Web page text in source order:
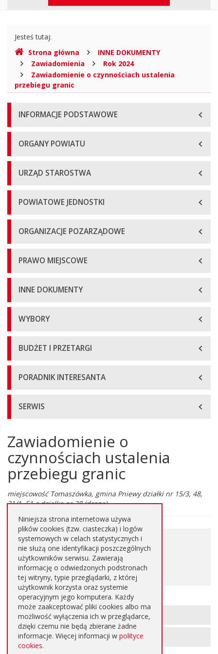
Biuletyn
Publicznej
Gdzie
jesteśmy
Jesteś tutaj:
Strona główna
INNE DOKUMENTY
Zawiadomienia
Rok 2024
Zawiadomienie o czynnościach ustalenia
przebiegu granic
Menu
główne
INFORMACJE PODSTAWOWE
ORGANY POWIATU
URZĄD STAROSTWA
POWIATOWE JEDNOSTKI
ORGANIZACJE POZARZĄDOWE
PRAWO MIEJSCOWE
INNE DOKUMENTY
WYBORY
BUDŻET I PRZETARGI
PORADNIK INTERESANTA
SERWIS
Główna
treść
strony
Zawiadomienie o
czynnościach ustalenia
przebiegu granic
miejscowość Tomaszówka, gmina Pniewy działki nr 15/3, 48,
31/1, 51 z działką nr 38 (droga)
0,044
MB
DOC
Pobierz plik
Informacje
stronie
METRYKA STRONY
REJESTR ZMIAN STRONY
Niniejsza strona internetowa używa
plików cookies (tzw. ciasteczka) i logów
systemowych w celach statystycznych i
nie służą one identyfikacji poszczególnych
użytkowników serwisu. Zawierają
informację o odwiedzonych podstronach
tej witryny, typie przeglądarki, z której
użytkownik korzysta oraz systemie
operacyjnym jego komputera. Każdy
może zaakceptować pliki cookies albo ma
możliwość wyłączenia ich w przeglądarce,
dzięki czemu nie będą zbierane żadne
informacje. Więcej informacji w polityce
cookies.